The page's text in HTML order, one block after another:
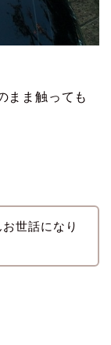
まま触っても
世話になり